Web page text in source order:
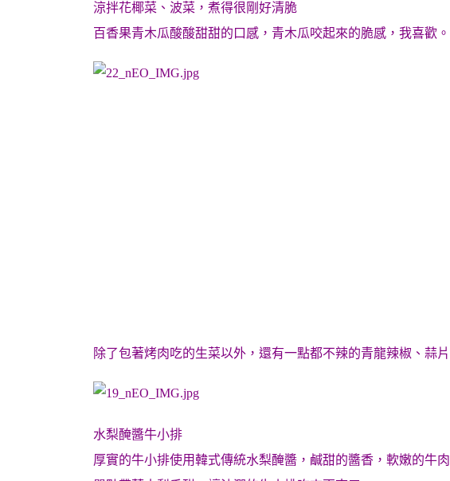
涼拌花椰菜、波菜，煮得很剛好清脆
百香果青木瓜酸酸甜甜的口感，青木瓜咬起來的脆感，我喜歡。
除了包著烤肉吃的生菜以外，還有一點都不辣的青龍辣椒、蒜片
水梨醃醬牛小排
厚實的牛小排使用韓式傳統水梨醃醬，鹹甜的醬香，軟嫩的牛肉